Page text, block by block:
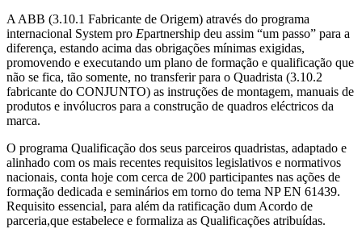
A ABB (3.10.1 Fabricante de Origem) através do programa
internacional System pro Epartnership deu assim “um passo” para a
diferença, estando acima das obrigações mínimas exigidas,
promovendo e executando um plano de formação e qualificação que
não se fica, tão somente, no transferir para o Quadrista (3.10.2
fabricante do CONJUNTO) as instruções de montagem, manuais de
produtos e invólucros para a construção de quadros eléctricos da
marca.
O programa Qualificação dos seus parceiros quadristas, adaptado e
alinhado com os mais recentes requisitos legislativos e normativos
nacionais, conta hoje com cerca de 200 participantes nas ações de
formação dedicada e seminários em torno do tema NP EN 61439.
Requisito essencial, para além da ratificação dum Acordo de
parceria,que estabelece e formaliza as Qualificações atribuídas.